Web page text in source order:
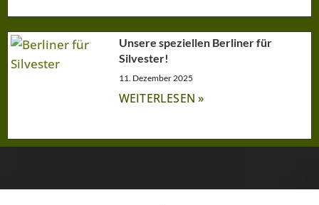
Unsere speziellen Berliner für
Silvester!
11. Dezember 2025
WEITERLESEN »